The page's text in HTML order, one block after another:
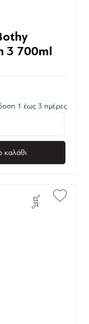
3 700ml
1 έως 3 ημέρες
καλάθι